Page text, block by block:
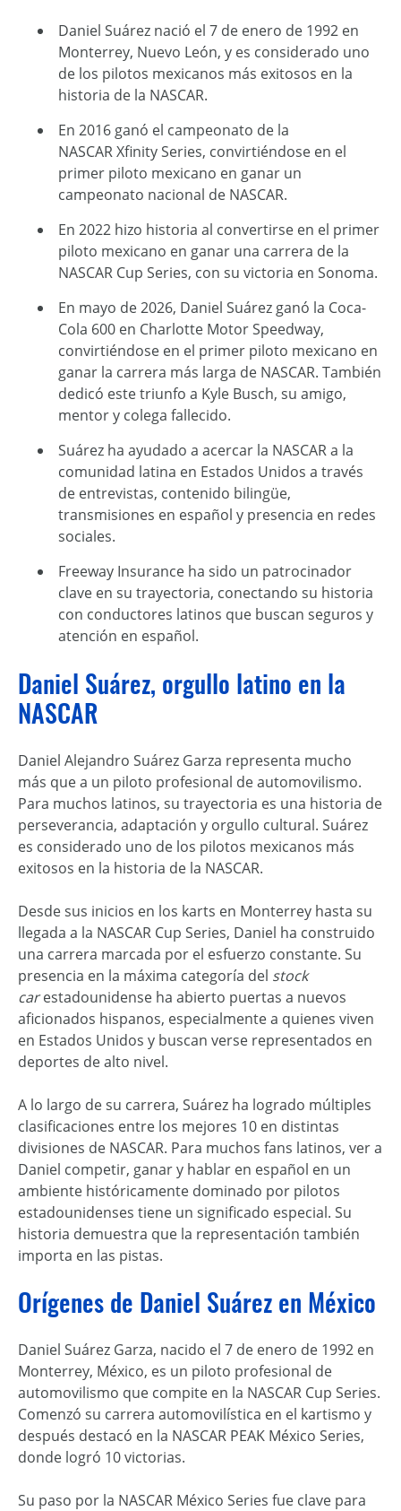
Daniel Suárez nació el 7 de enero de 1992 en
Monterrey, Nuevo León, y es considerado uno
de los pilotos mexicanos más exitosos en la
historia de la NASCAR.
En 2016 ganó el campeonato de la
NASCAR Xfinity Series, convirtiéndose en el
primer piloto mexicano en ganar un
campeonato nacional de NASCAR.
En 2022 hizo historia al convertirse en el primer
piloto mexicano en ganar una carrera de la
NASCAR Cup Series, con su victoria en Sonoma.
En mayo de 2026, Daniel Suárez ganó la Coca-
Cola 600 en Charlotte Motor Speedway,
convirtiéndose en el primer piloto mexicano en
ganar la carrera más larga de NASCAR. También
dedicó este triunfo a Kyle Busch, su amigo,
mentor y colega fallecido.
Suárez ha ayudado a acercar la NASCAR a la
comunidad latina en Estados Unidos a través
de entrevistas, contenido bilingüe,
transmisiones en español y presencia en redes
sociales.
Freeway Insurance ha sido un patrocinador
clave en su trayectoria, conectando su historia
con conductores latinos que buscan seguros y
atención en español.
Daniel Suárez, orgullo latino en la
NASCAR
Daniel Alejandro Suárez Garza representa mucho
más que a un piloto profesional de automovilismo.
Para muchos latinos, su trayectoria es una historia de
perseverancia, adaptación y orgullo cultural. Suárez
es considerado uno de los pilotos mexicanos más
exitosos en la historia de la NASCAR.
Desde sus inicios en los karts en Monterrey hasta su
llegada a la NASCAR Cup Series, Daniel ha construido
una carrera marcada por el esfuerzo constante. Su
presencia en la máxima categoría del stock
carestadounidense ha abierto puertas a nuevos
aficionados hispanos, especialmente a quienes viven
en Estados Unidos y buscan verse representados en
deportes de alto nivel.
A lo largo de su carrera, Suárez ha logrado múltiples
clasificaciones entre los mejores 10 en distintas
divisiones de NASCAR. Para muchos fans latinos, ver a
Daniel competir, ganar y hablar en español en un
ambiente históricamente dominado por pilotos
estadounidenses tiene un significado especial. Su
historia demuestra que la representación también
importa en las pistas.
Orígenes de Daniel Suárez en México
Daniel Suárez Garza, nacido el 7 de enero de 1992 en
Monterrey, México, es un piloto profesional de
automovilismo que compite en la NASCAR Cup Series.
Comenzó su carrera automovilística en el kartismo y
después destacó en la NASCAR PEAK México Series,
donde logró 10 victorias.
Su paso por la NASCAR México Series fue clave para